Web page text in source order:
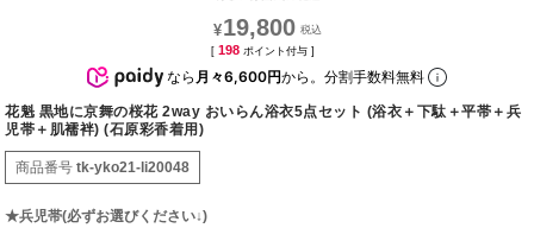
¥19,800
[ 198 ポイント付与 ]
なら 月々6,600円から。分割手数料無料
花魁 黒地に京舞の桜花 2way おいらん浴衣5点セット (浴衣＋下駄＋平帯＋兵
児帯＋肌襦袢) (石原彩香着用)
商品番号 tk-yko21-li20048
★兵児帯(必ずお選びください↓)